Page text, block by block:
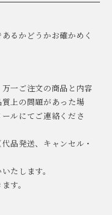
るかどうかお確かめく
一ご注文の商品と内容
上の問題があった場
ルにてご連絡くださ
品発送、キャンセル・
たします。
す。